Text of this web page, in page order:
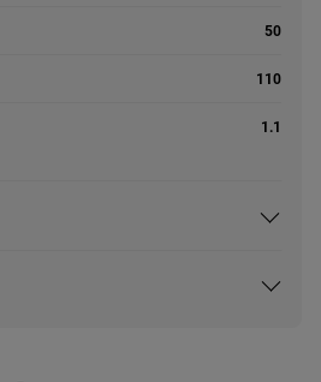
50
110
1.1